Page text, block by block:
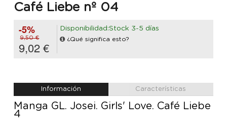
Café Liebe nº 04
-5%
9,50 €
9,02 €
Disponibilidad:Stock 3-5 días
¿Qué significa esto?
Información Características
Manga GL. Josei. Girls' Love. Café Liebe
4